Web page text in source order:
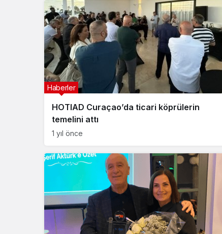
HOTIAD Curaçao’da ticari köprülerin
temelini attı
Haberler
1 yıl önce